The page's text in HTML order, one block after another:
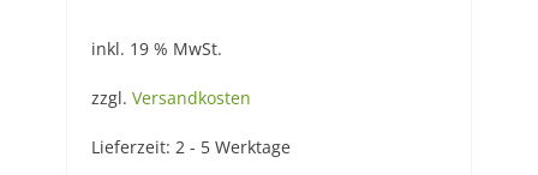
inkl. 19 % MwSt.
zzgl. Versandkosten
Lieferzeit: 2 - 5 Werktage